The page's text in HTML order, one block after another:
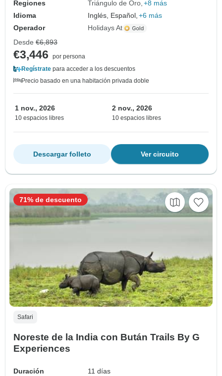
Regiones
Triángulo de Oro +8 más
Idioma
Inglés, Español, +6 más
Operador
Holidays At
Desde €6,893
€3,446
por persona
Regístrate para acceder a los descuentos
Precio basado en una habitación privada doble
1 nov., 2026
10 espacios libres
2 nov., 2026
10 espacios libres
Ver circuito
Descargar folleto
Safari
Noreste de la India con Bután Trails By G
Experiences
Duración
11 días
71% de descuento